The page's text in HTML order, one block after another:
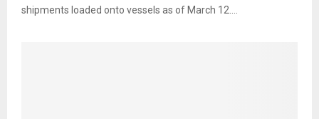
shipments loaded onto vessels as of March 12....